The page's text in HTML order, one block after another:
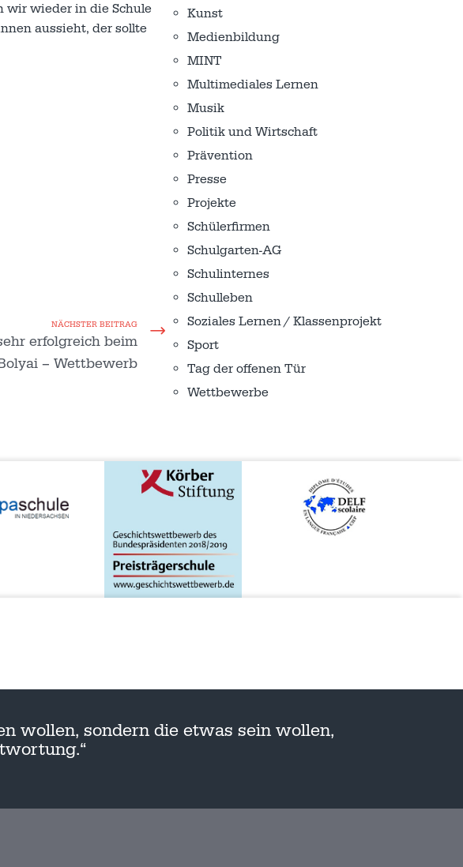
wir wieder in die Schule
aussieht, der sollte
NÄCHSTER BEITRAG
erfolgreich beim
– Wettbewerb
Kunst
Medienbildung
MINT
Multimediales Lernen
Musik
Politik und Wirtschaft
Prävention
Presse
Projekte
Schülerfirmen
Schulgarten-AG
Schulinternes
Schulleben
Soziales Lernen / Klassenprojekt
Sport
Tag der offenen Tür
Wettbewerbe
wollen, sondern die etwas sein wollen,